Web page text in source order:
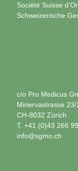
Société Suisse
Schweizerische
c/o Pro Medicus
Minervastrasse 23/
CH-8032 Zürich
T. +41 (0)43 266
info@sgmo.ch